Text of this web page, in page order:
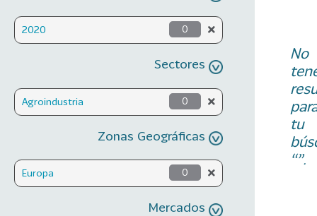
2020 0
Sectores
Agroindustria 0
Zonas Geográficas
Europa 0
Mercados
No
tu
“”.